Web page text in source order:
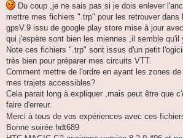
Du coup ,je ne sais pas si je dois enlever
mettre mes fichiers ".trp" pour les retrouver dans
gpsV.9 issu de google play store mise à jour
qui j'espère sont bien les miennes ,il semble qu'il
Note ces fichiers ".trp" sont issus d'un petit
très bien pour préparer mes circuits VTT.
Comment mettre de l'ordre en ayant les zones
mes trajets accessibles?
Cela parait long à expliquer ,mais peut être que
faire d'erreur.
Merci à tous de vos expériences avec ces
Bonne soirée hdt689